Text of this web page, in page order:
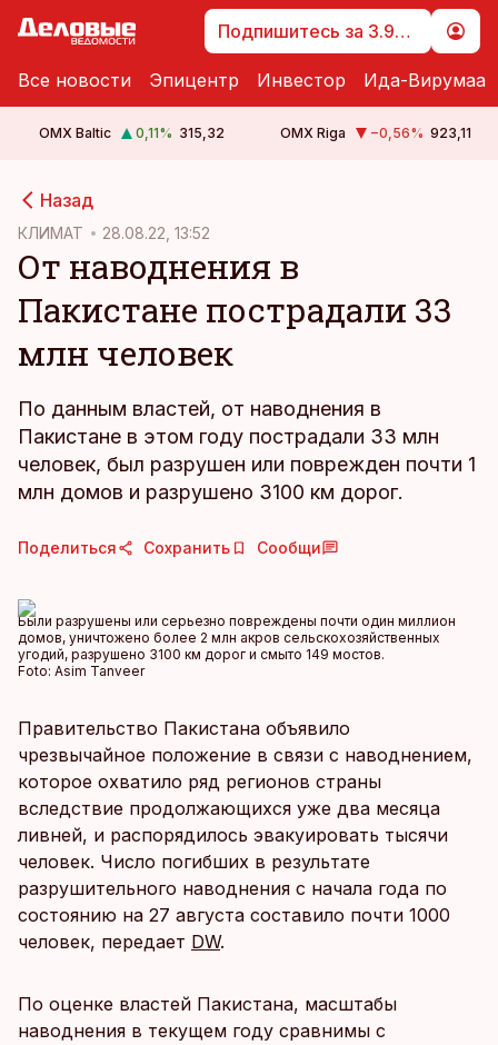
Подпишитесь за 3.99 €
Все новости Эпицентр Инвестор Ида-Вирумаа
OMX Baltic 0,11% 315,32 OMX Riga −0,56% 923,11
Назад
КЛИМАТ 28.08.22, 13:52
От наводнения в
Пакистане пострадали 33
млн человек
По данным властей, от наводнения в
Пакистане в этом году пострадали 33 млн
человек, был разрушен или поврежден почти 1
млн домов и разрушено 3100 км дорог.
Поделиться Сохранить Сообщи
Были разрушены или серьезно повреждены почти один миллион
домов, уничтожено более 2 млн акров сельскохозяйственных
угодий, разрушено 3100 км дорог и смыто 149 мостов.
Foto: Asim Tanveer
Правительство Пакистана объявило
чрезвычайное положение в связи с наводнением,
которое охватило ряд регионов страны
вследствие продолжающихся уже два месяца
ливней, и распорядилось эвакуировать тысячи
человек. Число погибших в результате
разрушительного наводнения с начала года по
состоянию на 27 августа составило почти 1000
человек, передает DW.
По оценке властей Пакистана, масштабы
наводнения в текущем году сравнимы с